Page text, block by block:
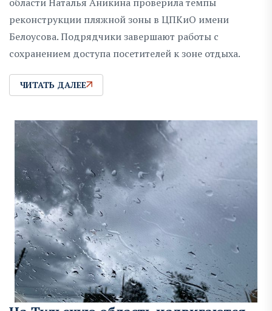
реконструкции пляжной зоны в ЦПКиО имени
Белоусова. Подрядчики завершают работы с
сохранением доступа посетителей к зоне отдыха.
ЧИТАТЬ ДАЛЕЕ